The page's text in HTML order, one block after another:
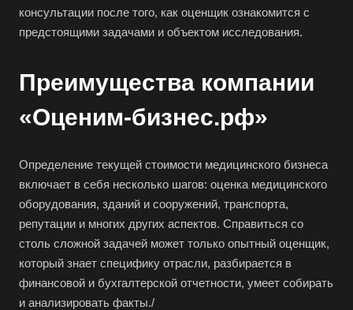
консультации после того, как оценщик ознакомится с
предстоящими задачами и объектом исследования.
Преимущества компании
«Оценим-бизнес.рф»
Определение текущей стоимости медицинского бизнеса
включает в себя несколько шагов: оценка медицинского
оборудования, зданий и сооружений, транспорта,
репутации и многих других аспектов. Справиться со
столь сложной задачей может только опытный оценщик,
который знает специфику отрасли, разбирается в
финансовой и бухгалтерской отчетности, умеет собирать
и анализировать факты./
Березники
Бийск
Бирск
Бирюч
Благодарный
Богородицк
Боготол
Большой Камень
Бор
Борзя